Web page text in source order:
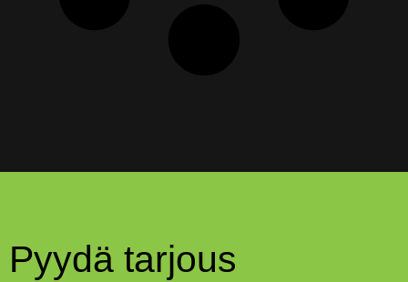
Pyydä tarjous